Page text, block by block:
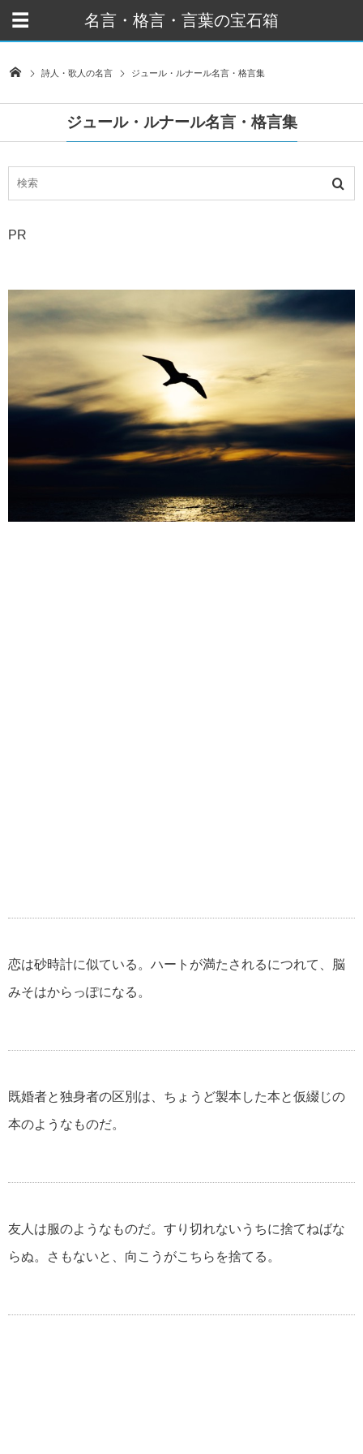
名言・格言・言葉の宝石箱
詩人・歌人の名言 ジュール・ルナール名言・格言集
ジュール・ルナール名言・格言集
PR
恋は砂時計に似ている。ハートが満たされるにつれて、脳
みそはからっぽになる。
既婚者と独身者の区別は、ちょうど製本した本と仮綴じの
本のようなものだ。
友人は服のようなものだ。すり切れないうちに捨てねばな
らぬ。さもないと、向こうがこちらを捨てる。